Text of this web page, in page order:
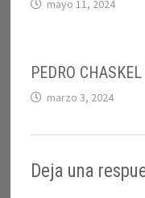
mayo 11, 2024
PEDRO
marzo 3, 2024
Deja una